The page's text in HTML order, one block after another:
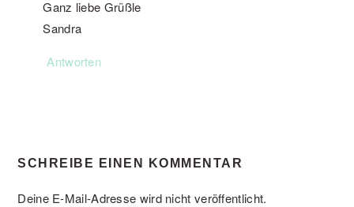
Ganz liebe Grüßle
Sandra
Antworten
SCHREIBE EINEN KOMMENTAR
Deine E-Mail-Adresse wird nicht veröffentlicht.